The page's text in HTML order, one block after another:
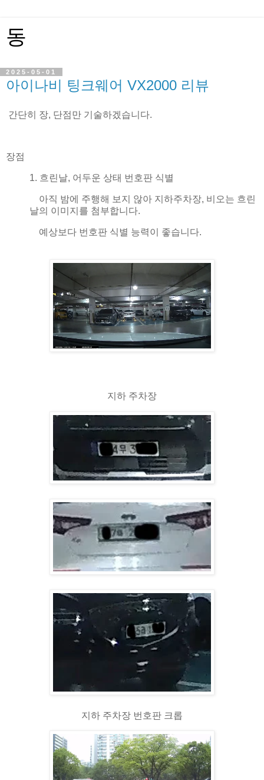
동
2025-05-01
아이나비 팅크웨어 VX2000 리뷰
간단히 장, 단점만 기술하겠습니다.
장점
1. 흐린날, 어두운 상태 번호판 식별
아직 밤에 주행해 보지 않아 지하주차장, 비오는 흐린
날의 이미지를 첨부합니다.
예상보다 번호판 식별 능력이 좋습니다.
지하 주차장
지하 주차장 번호판 크롭